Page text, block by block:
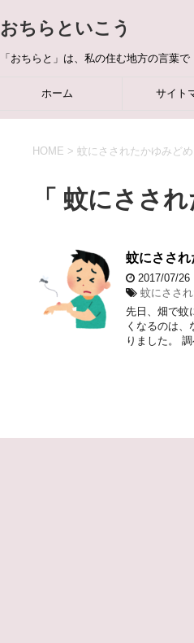
おちらといこう
「おちらと」は、私の住む地方の言葉
ホーム サイト
HOME > 蚊にさされたかゆみどめ
「 蚊にささ
蚊にささ
2017/07/26
蚊にささ
先日、畑で蚊
くなるのは
りました。